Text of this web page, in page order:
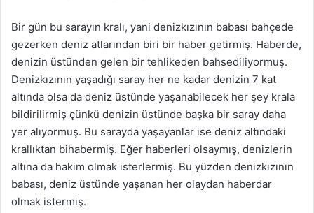
Bir gün bu sarayın kralı, yani denizkızının babası bahçede
gezerken deniz atlarından biri bir haber getirmiş. Haberde,
denizin üstünden gelen bir tehlikeden bahsediliyormuş.
Denizkızının yaşadığı saray her ne kadar denizin 7 kat
altında olsa da deniz üstünde yaşanabilecek her şey krala
bildirilirmiş çünkü denizin üstünde başka bir saray daha
yer alıyormuş. Bu sarayda yaşayanlar ise deniz altındaki
krallıktan bihabermiş. Eğer haberleri olsaymış, denizlerin
altına da hakim olmak isterlermiş. Bu yüzden denizkızının
babası, deniz üstünde yaşanan her olaydan haberdar
olmak istermiş.